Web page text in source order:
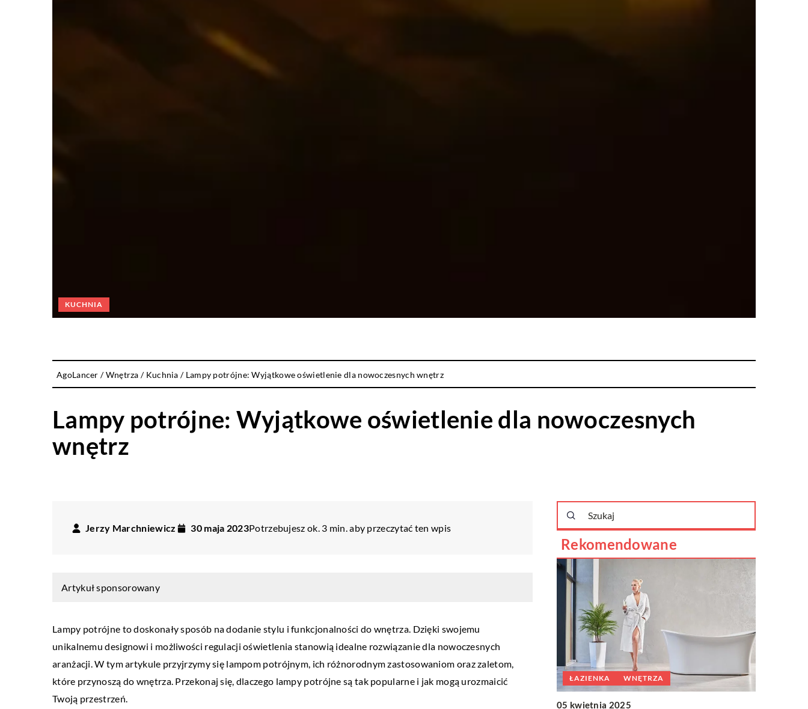
KUCHNIA
AgoLancer /Wnętrza / Kuchnia / Lampy potrójne: Wyjątkowe oświetlenie dla nowoczesnych wnętrz
Lampy potrójne: Wyjątkowe oświetlenie dla nowoczesnych
wnętrz
Jerzy Marchniewicz 30 maja 2023Potrzebujesz ok. 3 min. aby przeczytać ten wpis
Artykuł sponsorowany
Lampy potrójne to doskonały sposób na dodanie stylu i funkcjonalności do wnętrza. Dzięki swojemu
unikalnemu designowi i możliwości regulacji oświetlenia stanowią idealne rozwiązanie dla nowoczesnych
aranżacji. W tym artykule przyjrzymy się lampom potrójnym, ich różnorodnym zastosowaniom oraz zaletom,
które przynoszą do wnętrza. Przekonaj się, dlaczego lampy potrójne są tak popularne i jak mogą urozmaicić
Twoją przestrzeń.
Rekomendowane
ŁAZIENKA WNĘTRZA
08 marca 2023
ŁAZIENKA WNĘTRZA
05 kwietnia 2025